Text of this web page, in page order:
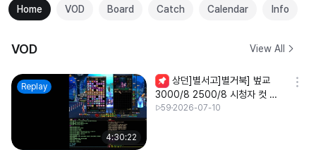
Home VOD Board Catch Calendar Info
VOD View All
Replay
4:30:22
상던]별서고]별거북] 벞교
3000/8 2500/8 시청자 컷 조
율59 2026-07-10